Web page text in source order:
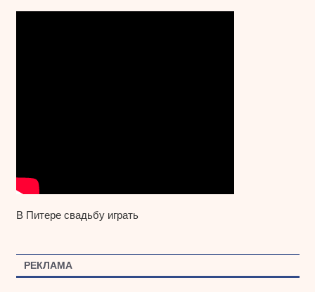
В Питере свадьбу играть
РЕКЛАМА